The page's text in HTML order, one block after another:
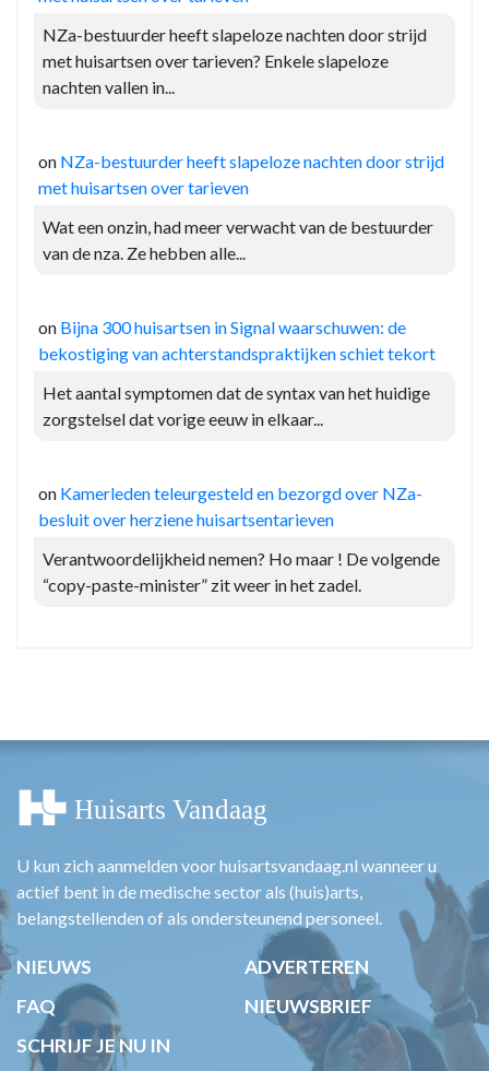
NZa-bestuurder heeft slapeloze nachten door strijd
met huisartsen over tarieven? Enkele slapeloze
nachten vallen in...
on NZa-bestuurder heeft slapeloze nachten door strijd
met huisartsen over tarieven
Wat een onzin, had meer verwacht van de bestuurder
van de nza. Ze hebben alle...
on Bijna 300 huisartsen in Signal waarschuwen: de
bekostiging van achterstandspraktijken schiet tekort
Het aantal symptomen dat de syntax van het huidige
zorgstelsel dat vorige eeuw in elkaar...
on Kamerleden teleurgesteld en bezorgd over NZa-
besluit over herziene huisartsentarieven
Verantwoordelijkheid nemen? Ho maar ! De volgende
“copy-paste-minister” zit weer in het zadel.
U kun zich aanmelden voor huisartsvandaag.nl wanneer u
actief bent in de medische sector als (huis)arts,
belangstellenden of als ondersteunend personeel.
NIEUWS
ADVERTEREN
FAQ
NIEUWSBRIEF
SCHRIJF JE NU IN